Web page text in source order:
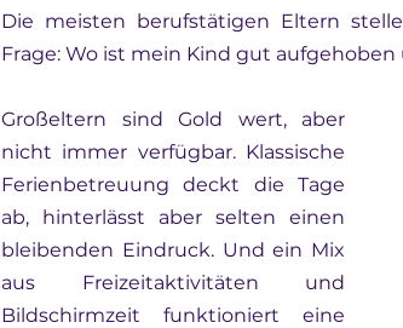
Die meisten berufstätigen Eltern
Frage: Wo ist mein Kind gut
Großeltern sind Gold wert, aber
nicht immer verfügbar. Klassische
Ferienbetreuung deckt die Tage
ab, hinterlässt aber selten einen
bleibenden Eindruck. Und ein Mix
aus Freizeitaktivitäten und
Bildschirmzeit funktioniert eine